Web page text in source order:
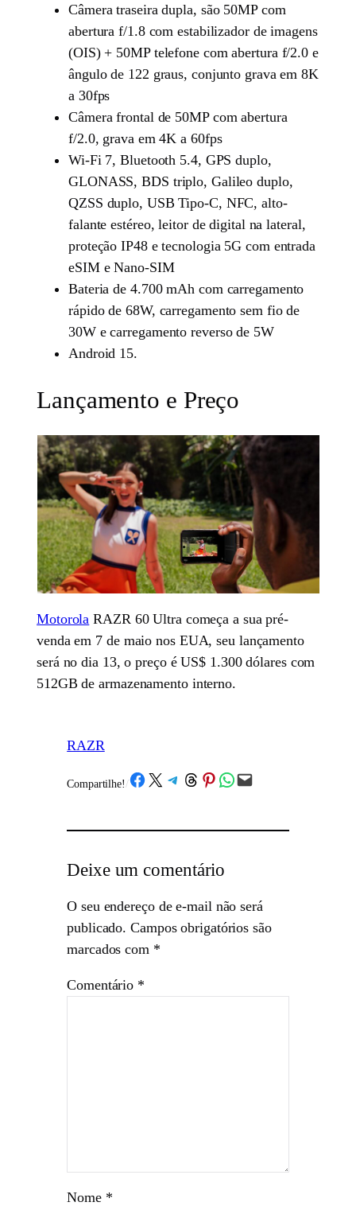
Câmera traseira dupla, são 50MP com
abertura f/1.8 com estabilizador de imagens
(OIS) + 50MP telefone com abertura f/2.0 e
ângulo de 122 graus, conjunto grava em 8K
a 30fps
Câmera frontal de 50MP com abertura
f/2.0, grava em 4K a 60fps
Wi-Fi 7, Bluetooth 5.4, GPS duplo,
GLONASS, BDS triplo, Galileo duplo,
QZSS duplo, USB Tipo-C, NFC, alto-
falante estéreo, leitor de digital na lateral,
proteção IP48 e tecnologia 5G com entrada
eSIM e Nano-SIM
Bateria de 4.700 mAh com carregamento
rápido de 68W, carregamento sem fio de
30W e carregamento reverso de 5W
Android 15.
Lançamento e Preço
Motorola RAZR 60 Ultra começa a sua pré-
venda em 7 de maio nos EUA, seu lançamento
será no dia 13, o preço é US$ 1.300 dólares com
512GB de armazenamento interno.
RAZR
Compartilhe! /Share on Facebook
Share on X Share on Telegram
Share on Threads
Share on Pinterest
Share on WhatsApp
Email this Page
Deixe um comentário
O seu endereço de e-mail não será
publicado. Campos obrigatórios são
marcados com *
Comentário *
Nome *